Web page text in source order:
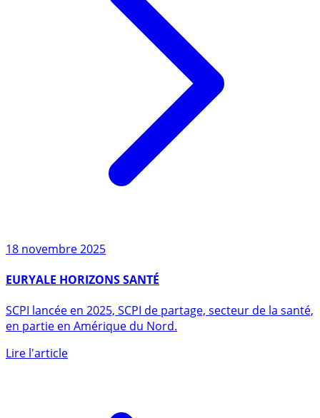
18 novembre 2025
EURYALE HORIZONS SANTÉ
en partie en Amérique du Nord.